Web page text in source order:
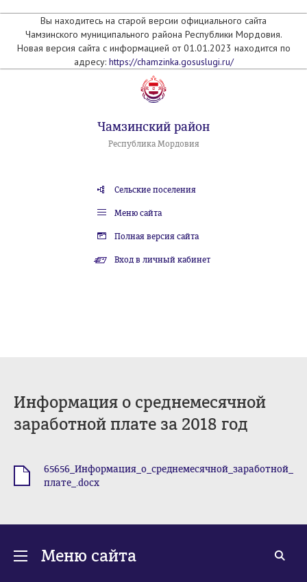
Вы находитесь на старой версии официального сайта
Чамзинского муниципального района Республики Мордовия.
Новая версия сайта с информацией от 01.01.2023 находится по
адресу: https://chamzinka.gosuslugi.ru/
Чамзинский район
Республика Мордовия
Сельские поселения
Меню сайта
Полная версия сайта
Вход в личный кабинет
Информация о среднемесячной
заработной плате за 2018 год
65656_Информация_о_среднемесячной_заработной_
плате_.docx
Меню сайта